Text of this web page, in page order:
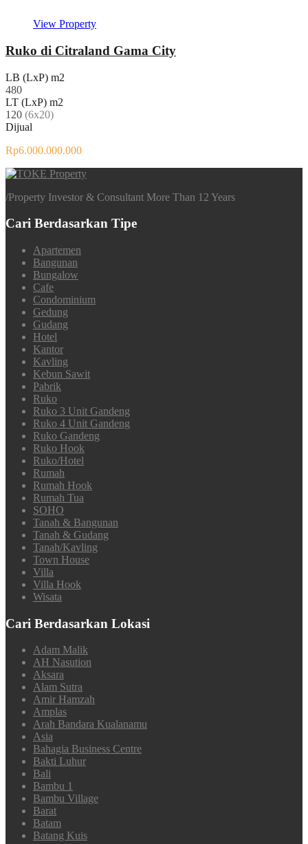
View Property
Ruko di Citraland Gama City
LB (LxP) m2
480
LT (LxP) m2
120 (6x20)
Dijual
Rp6.000.000.000
/Property Investor & Consultant More Than 12 Years
Cari Berdasarkan Tipe
Apartemen
Bangunan
Bungalow
Cafe
Condominium
Gedung
Gudang
Hotel
Kantor
Kavling
Kebun Sawit
Pabrik
Ruko
Ruko 3 Unit Gandeng
Ruko 4 Unit Gandeng
Ruko Gandeng
Ruko Hook
Ruko/Hotel
Rumah
Rumah Hook
Rumah Tua
SOHO
Tanah & Bangunan
Tanah & Gudang
Tanah/Kavling
Town House
Villa
Villa Hook
Wisata
Cari Berdasarkan Lokasi
Adam Malik
AH Nasution
Aksara
Alam Sutra
Amir Hamzah
Amplas
Arah Bandara Kualanamu
Asia
Bahagia Business Centre
Bakti Luhur
Bali
Bambu 1
Bambu Village
Barat
Batam
Batang Kuis